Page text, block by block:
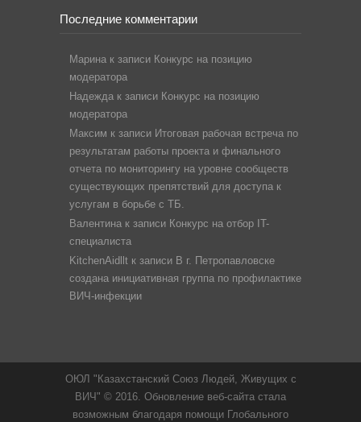
Последние комментарии
Марина к записи Конкурс на позицию
модератора
Надежда к записи Конкурс на позицию
модератора
Максим к записи Итоговая рабочая встреча по
результатам работы проекта и финального
отчета по мониторингу на уровне сообществ
существующих препятствий для доступа к
услугам в борьбе с ТБ.
Валентина к записи Конкурс на отбор IT-
специалиста
KitchenAidllt к записи В г. Петропавловске
создана инициативная группа по профилактике
ВИЧ-инфекции
ОЮЛ "Казахстанский Союз Людей, Живущих с
ВИЧ" © 2016. Обновление веб-сайта стала
возможным благодаря помощи Глобального